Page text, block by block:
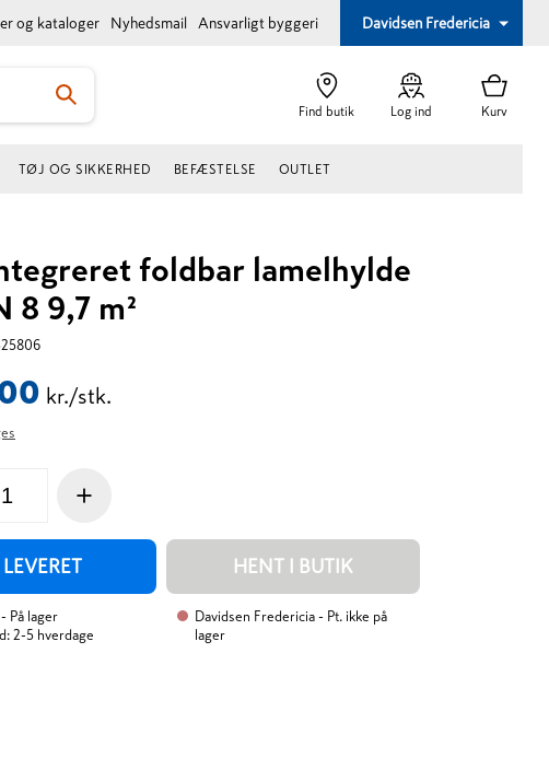
og kataloger Nyhedsmail Ansvarligt byggeri Davidsen Fredericia
Find butik Log ind Kurv
TØJ OG SIKKERHED BEFÆSTELSE OUTLET
foldbar lamelhylde
8 9,7 m²
kr./stk.
+
LEVERET HENT I BUTIK
- På lager
2-5 hverdage
Davidsen Fredericia - Pt. ikke på
lager